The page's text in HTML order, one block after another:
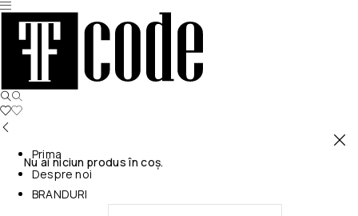
Nu ai niciun produs în coș.
Prima
Despre noi
BRANDURI